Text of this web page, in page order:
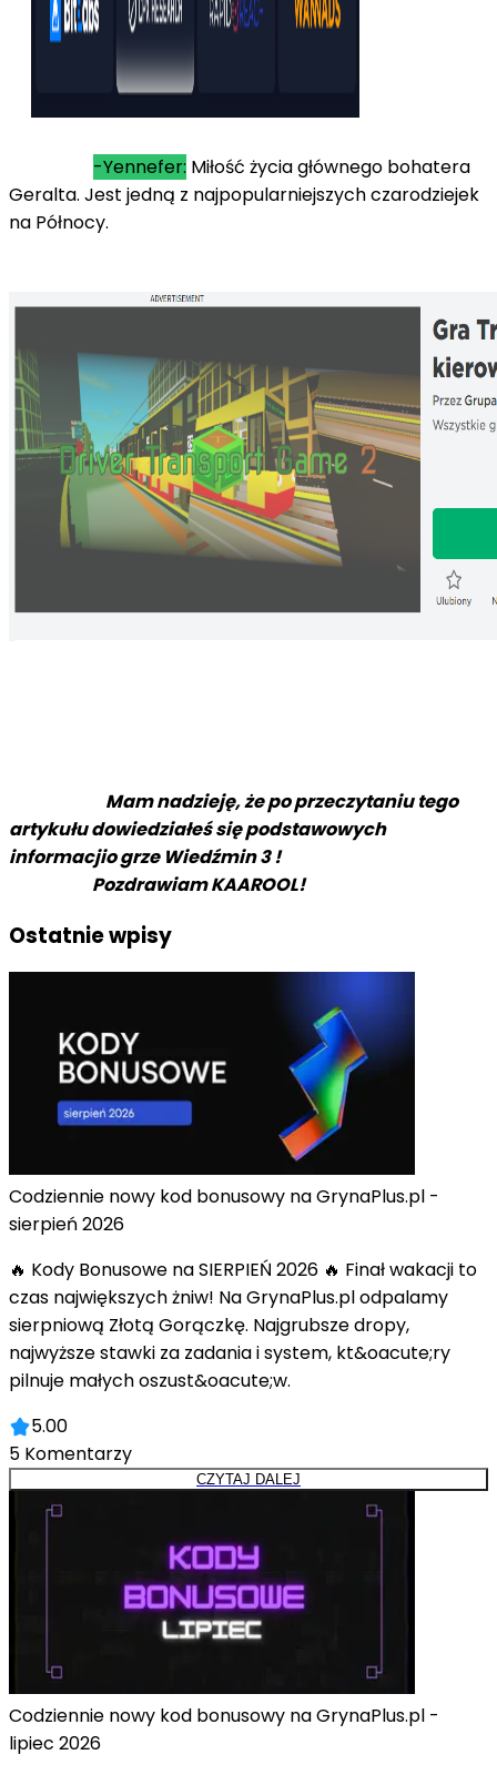
-Yennefer: Miłość życia głównego bohatera
Geralta. Jest jedną z najpopularniejszych czarodziejek
na Północy.
Mam nadzieję, że po przeczytaniu tego
artykułu dowiedziałeś się podstawowych
informacjio grze Wiedźmin 3 !
Pozdrawiam KAAROOL!
Ostatnie wpisy
Codziennie nowy kod bonusowy na GrynaPlus.pl -
sierpień 2026
🔥 Kody Bonusowe na SIERPIEŃ 2026 🔥 Finał wakacji to
czas największych żniw! Na GrynaPlus.pl odpalamy
sierpniową Złotą Gorączkę. Najgrubsze dropy,
najwyższe stawki za zadania i system, kt&oacute;ry
pilnuje małych oszust&oacute;w.
5.00
5 Komentarzy
CZYTAJ DALEJ
Codziennie nowy kod bonusowy na GrynaPlus.pl -
lipiec 2026